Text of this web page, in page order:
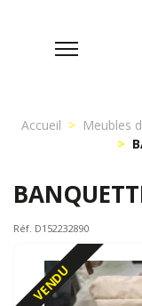
Accueil Meubles
Réf. D152232890
VENDU